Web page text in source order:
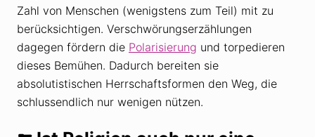
Zahl von Menschen (wenigstens zum Teil) mit zu
berücksichtigen. Verschwörungserzählungen
dagegen fördern die Polarisierung und torpedieren
dieses Bemühen. Dadurch bereiten sie
absolutistischen Herrschaftsformen den Weg, die
schlussendlich nur wenigen nützen.